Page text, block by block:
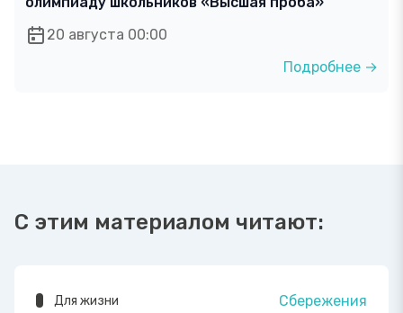
20 августа 00:00
Подробнее →
С этим материалом читают:
Для жизни Сбережения